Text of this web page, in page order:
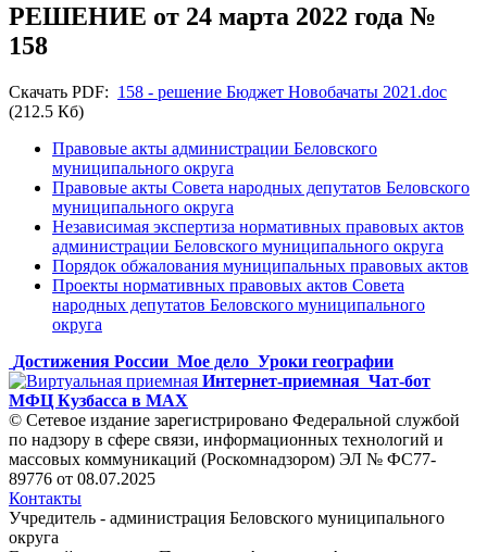
РЕШЕНИЕ от 24 марта 2022 года №
158
Скачать PDF: 158 - решение Бюджет Новобачаты 2021.doc
(212.5 Кб)
Правовые акты администрации Беловского
муниципального округа
Правовые акты Совета народных депутатов Беловского
муниципального округа
Независимая экспертиза нормативных правовых актов
администрации Беловского муниципального округа
Порядок обжалования муниципальных правовых актов
Проекты нормативных правовых актов Совета
народных депутатов Беловского муниципального
округа
Достижения России Мое дело Уроки географии
Интернет-приемная Чат-бот
МФЦ Кузбасса в MAX
© Сетевое издание зарегистрировано Федеральной службой
по надзору в сфере связи, информационных технологий и
массовых коммуникаций (Роскомнадзором) ЭЛ № ФС77-
89776 от 08.07.2025
Контакты
Учредитель - администрация Беловского муниципального
округа